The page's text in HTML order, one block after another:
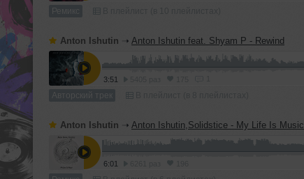
Ремикс
Anton Ishutin ➝ Anton Ishutin feat. Shyam P - Rewind
3:51
Авторский трек
Anton Ishutin ➝ Anton Ishutin,Solidstice - My Life Is Music
6:01